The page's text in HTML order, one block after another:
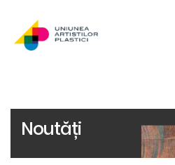
UAP Galerie
Noutăți